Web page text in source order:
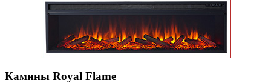
Камины Royal Flame